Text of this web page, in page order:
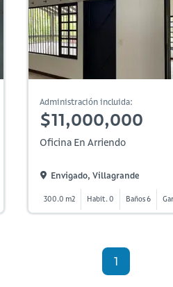
Administración incluida:
$11,000,000
Oficina En Arriendo
Envigado, Villagrande
300.0 m2 Habit. 0 Baños 6
1